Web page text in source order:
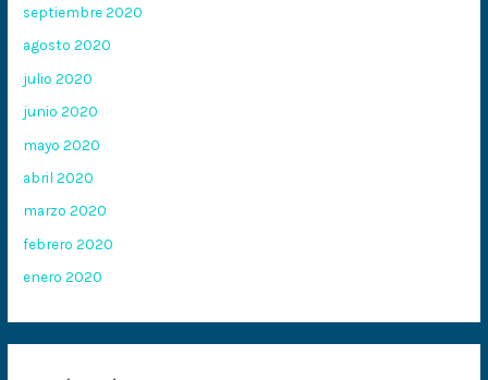
septiembre 2020
agosto 2020
julio 2020
junio 2020
mayo 2020
abril 2020
marzo 2020
febrero 2020
enero 2020